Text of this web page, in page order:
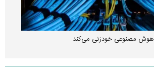
هوش مصنوعی خودزنی می‌کند